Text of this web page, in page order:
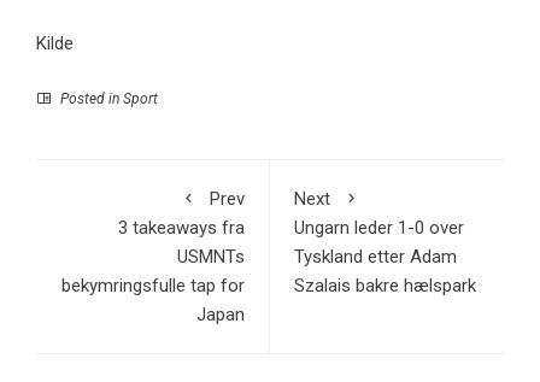
Kilde
Posted in Sport
Prev
3 takeaways fra
USMNTs
bekymringsfulle tap for
Japan
Next
Ungarn leder 1-0 over
Tyskland etter Adam
Szalais bakre hælspark